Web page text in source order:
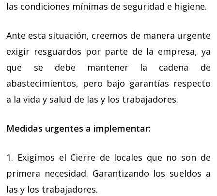
las condiciones mínimas de seguridad e higiene.
Ante esta situación, creemos de manera urgente
exigir resguardos por parte de la empresa, ya
que se debe mantener la cadena de
abastecimientos, pero bajo garantías respecto
a la vida y salud de las y los trabajadores.
Medidas urgentes a implementar:
1. Exigimos el Cierre de locales que no son de
primera necesidad. Garantizando los sueldos a
las y los trabajadores.